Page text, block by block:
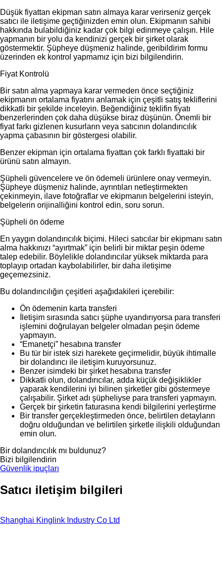
Düşük fiyattan ekipman satın almaya karar verirseniz gerçek
satıcı ile iletişime geçtiğinizden emin olun. Ekipmanın sahibi
hakkında bulabildiğiniz kadar çok bilgi edinmeye çalışın. Hile
yapmanın bir yolu da kendinizi gerçek bir şirket olarak
göstermektir. Şüpheye düşmeniz halinde, geribildirim formu
üzerinden ek kontrol yapmamız için bizi bilgilendirin.
Fiyat Kontrolü
Bir satın alma yapmaya karar vermeden önce seçtiğiniz
ekipmanın ortalama fiyatını anlamak için çeşitli satış tekliflerini
dikkatli bir şekilde inceleyin. Beğendiğiniz teklifin fiyatı
benzerlerinden çok daha düşükse biraz düşünün. Önemli bir
fiyat farkı gizlenen kusurların veya satıcının dolandırıcılık
yapma çabasının bir göstergesi olabilir.
Benzer ekipman için ortalama fiyattan çok farklı fiyattaki bir
ürünü satın almayın.
Şüpheli güvencelere ve ön ödemeli ürünlere onay vermeyin.
Şüpheye düşmeniz halinde, ayrıntıları netleştirmekten
çekinmeyin, ilave fotoğraflar ve ekipmanın belgelerini isteyin,
belgelerin orijinalliğini kontrol edin, soru sorun.
Şüpheli ön ödeme
En yaygın dolandırıcılık biçimi. Hileci satıcılar bir ekipmanı satın
alma hakkınızı “ayırtmak” için belirli bir miktar peşin ödeme
talep edebilir. Böylelikle dolandırıcılar yüksek miktarda para
toplayıp ortadan kaybolabilirler, bir daha iletişime
geçemezsiniz.
Bu dolandırıcılığın çeşitleri aşağıdakileri içerebilir:
Ön ödemenin karta transferi
İletişim sırasında satıcı şüphe uyandırıyorsa para transferi
işlemini doğrulayan belgeler olmadan peşin ödeme
yapmayın.
“Emanetçi” hesabına transfer
Bu tür bir istek sizi harekete geçirmelidir, büyük ihtimalle
bir dolandırıcı ile iletişim kuruyorsunuz.
Benzer isimdeki bir şirket hesabına transfer
Dikkatli olun, dolandırıcılar, adda küçük değişiklikler
yaparak kendilerini iyi bilinen şirketler gibi göstermeye
çalışabilir. Şirket adı şüpheliyse para transferi yapmayın.
Gerçek bir şirketin faturasına kendi bilgilerini yerleştirme
Bir transfer gerçekleştirmeden önce, belirtilen detayların
doğru olduğundan ve belirtilen şirketle ilişkili olduğundan
emin olun.
Bir dolandırıcılık mı buldunuz?
Bizi bilgilendirin
Güvenlik ipuçları
Satıcı iletişim bilgileri
Shanghai Kinglink Industry Co Ltd